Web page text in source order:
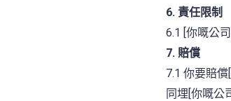
6. 責任限制
6.1 [你嘅公
7. 賠償
7.1 你要賠
同埋[你嘅公